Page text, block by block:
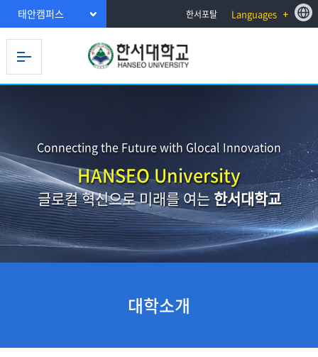
태안캠퍼스 한서포탈 Languages
Connecting the Future with Glocal Innovation
HANSEO University
글로컬 혁신으로 미래를 여는한서대학교
대학소개